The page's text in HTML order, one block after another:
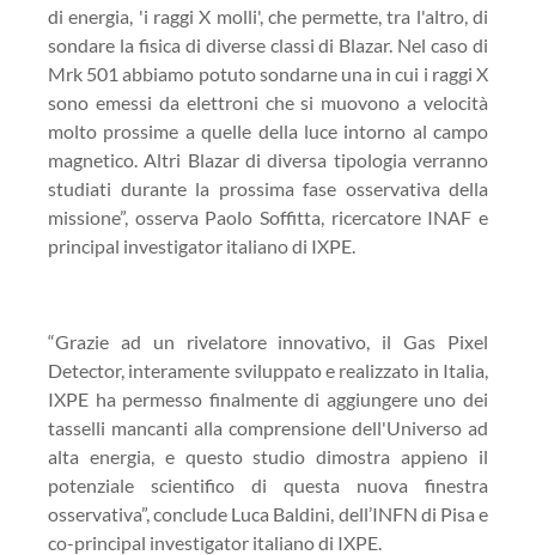
di energia, 'i raggi X molli', che permette, tra l'altro, di
sondare la fisica di diverse classi di Blazar. Nel caso di
Mrk 501 abbiamo potuto sondarne una in cui i raggi X
sono emessi da elettroni che si muovono a velocità
molto prossime a quelle della luce intorno al campo
magnetico. Altri Blazar di diversa tipologia verranno
studiati durante la prossima fase osservativa della
missione”, osserva Paolo Soffitta, ricercatore INAF e
principal investigator italiano di IXPE.
“Grazie ad un rivelatore innovativo, il Gas Pixel
Detector, interamente sviluppato e realizzato in Italia,
IXPE ha permesso finalmente di aggiungere uno dei
tasselli mancanti alla comprensione dell'Universo ad
alta energia, e questo studio dimostra appieno il
potenziale scientifico di questa nuova finestra
osservativa”, conclude Luca Baldini, dell’INFN di Pisa e
co-principal investigator italiano di IXPE.